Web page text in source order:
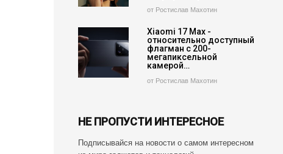
от Ростислав Махотин
Xiaomi 17 Max -
относительно доступный
флагман с 200-
мегапиксельной
камерой…
от Ростислав Махотин
НЕ ПРОПУСТИ ИНТЕРЕСНОЕ
Подписывайся на новости о самом интересном